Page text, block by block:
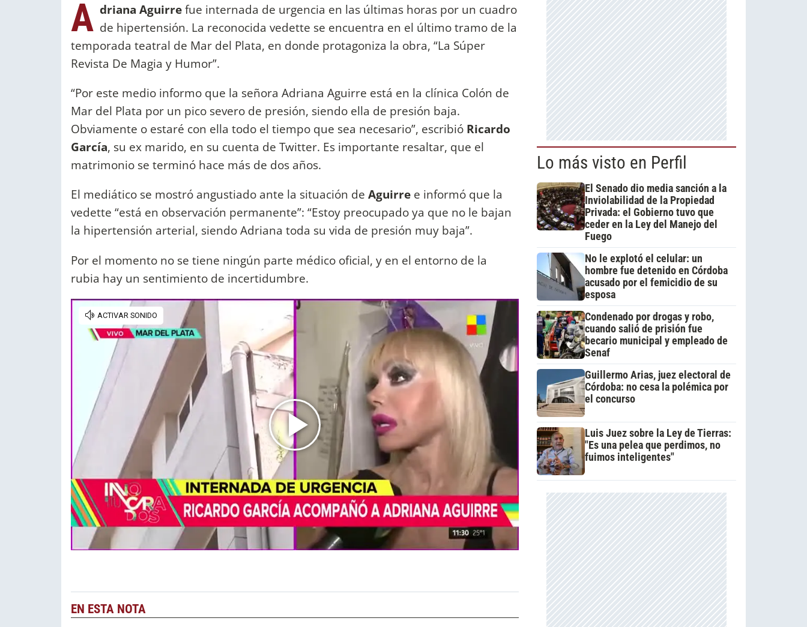
A driana Aguirrefue internada de urgencia en las últimas horas por un cuadro
de hipertensión. La reconocida vedette se encuentra en el último tramo de la
temporada teatral de Mar del Plata, en donde protagoniza la obra, “La Súper
Revista De Magia y Humor”.
“Por este medio informo que la señora Adriana Aguirre está en la clínica Colón de
Mar del Plata por un pico severo de presión, siendo ella de presión baja.
Obviamente o estaré con ella todo el tiempo que sea necesario”, escribió Ricardo
García, su ex marido, en su cuenta de Twitter. Es importante resaltar, que el
matrimonio se terminó hace más de dos años.
El mediático se mostró angustiado ante la situación de Aguirre e informó que la
vedette “está en observación permanente”: “Estoy preocupado ya que no le bajan
la hipertensión arterial, siendo Adriana toda su vida de presión muy baja”.
Por el momento no se tiene ningún parte médico oficial, y en el entorno de la
rubia hay un sentimiento de incertidumbre.
EN ESTA NOTA
Lo más visto en Perfil
El Senado dio media sanción a la
Inviolabilidad de la Propiedad
Privada: el Gobierno tuvo que
ceder en la Ley del Manejo del
Fuego
No le explotó el celular: un
hombre fue detenido en Córdoba
acusado por el femicidio de su
esposa
Condenado por drogas y robo,
cuando salió de prisión fue
becario municipal y empleado de
Senaf
Guillermo Arias, juez electoral de
Córdoba: no cesa la polémica por
el concurso
Luis Juez sobre la Ley de Tierras:
"Es una pelea que perdimos, no
fuimos inteligentes"